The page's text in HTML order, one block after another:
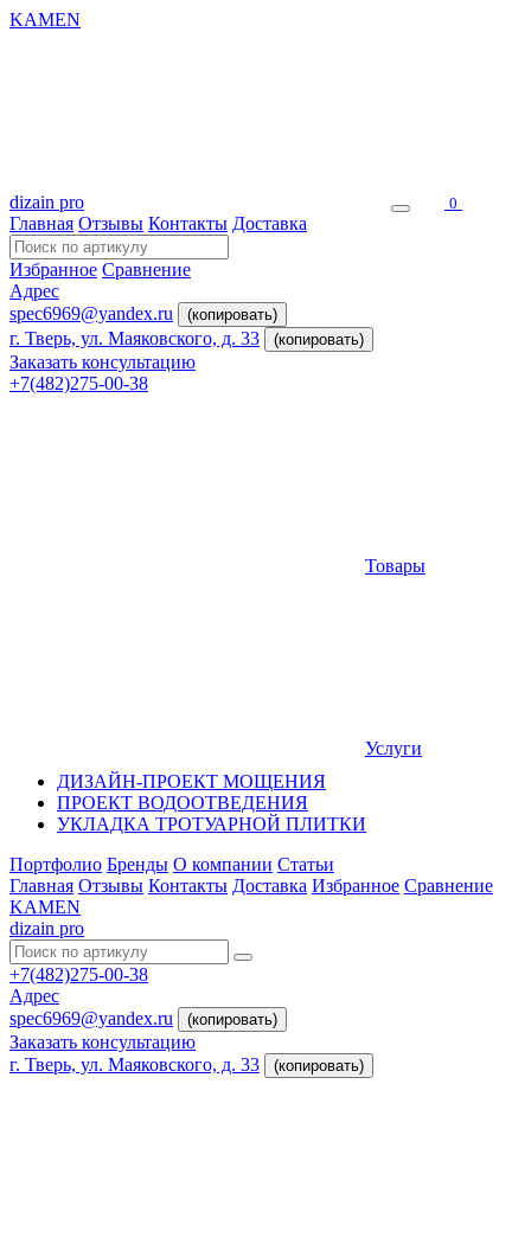
KAMEN
dizain pro 0
Главная Отзывы Контакты Доставка
Избранное Сравнение
Адрес
spec6969@yandex.ru
(копировать)
г. Тверь, ул. Маяковского, д. 33 (копировать)
Заказать консультацию
+7(482)275-00-38
Товары
Услуги
ДИЗАЙН-ПРОЕКТ МОЩЕНИЯ
ПРОЕКТ ВОДООТВЕДЕНИЯ
УКЛАДКА ТРОТУАРНОЙ ПЛИТКИ
Портфолио Бренды О компании Статьи
Главная Отзывы Контакты Доставка Избранное Сравнение
KAMEN
dizain pro
+7(482)275-00-38
Адрес
spec6969@yandex.ru
(копировать)
Заказать консультацию
г. Тверь, ул. Маяковского, д. 33
(копировать)